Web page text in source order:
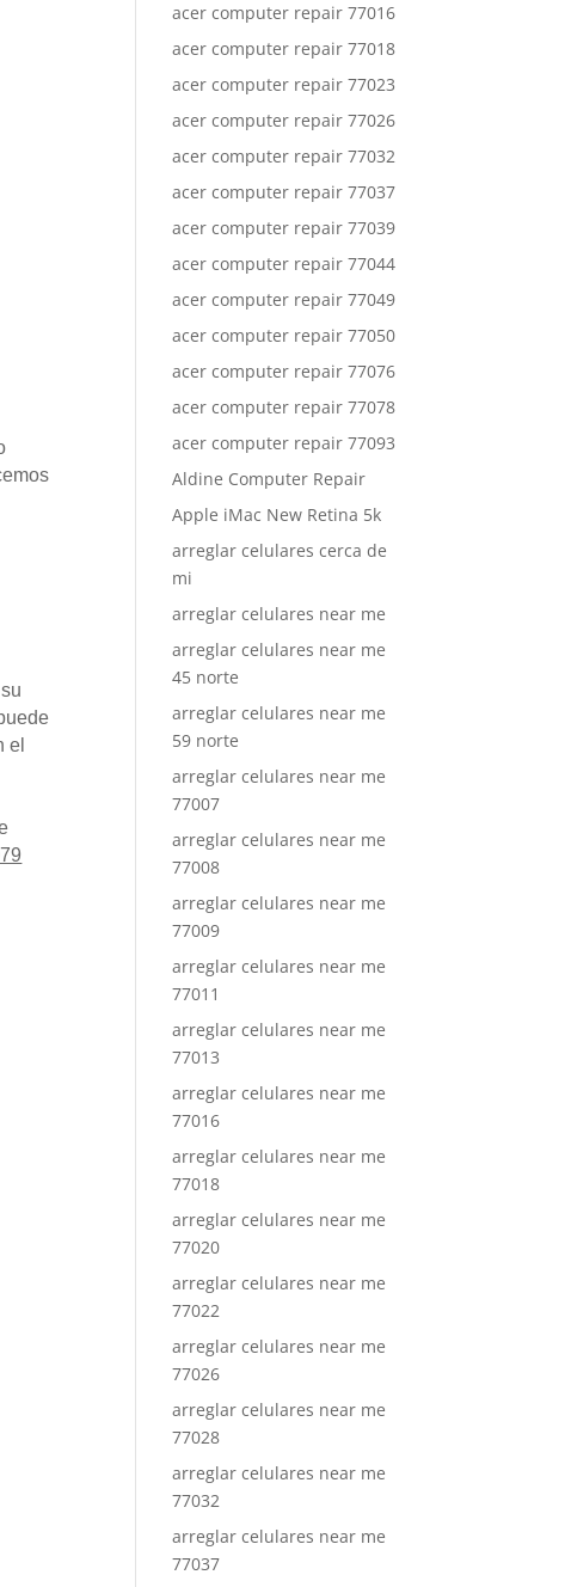
el
acer computer repair 77016
acer computer repair 77018
acer computer repair 77023
acer computer repair 77026
acer computer repair 77032
acer computer repair 77037
acer computer repair 77039
acer computer repair 77044
acer computer repair 77049
acer computer repair 77050
acer computer repair 77076
acer computer repair 77078
acer computer repair 77093
Aldine Computer Repair
Apple iMac New Retina 5k
arreglar celulares cerca de
mi
arreglar celulares near me
arreglar celulares near me
45 norte
arreglar celulares near me
59 norte
arreglar celulares near me
77007
arreglar celulares near me
77008
arreglar celulares near me
77009
arreglar celulares near me
77011
arreglar celulares near me
77013
arreglar celulares near me
77016
arreglar celulares near me
77018
arreglar celulares near me
77020
arreglar celulares near me
77022
arreglar celulares near me
77026
arreglar celulares near me
77028
arreglar celulares near me
77032
arreglar celulares near me
77037